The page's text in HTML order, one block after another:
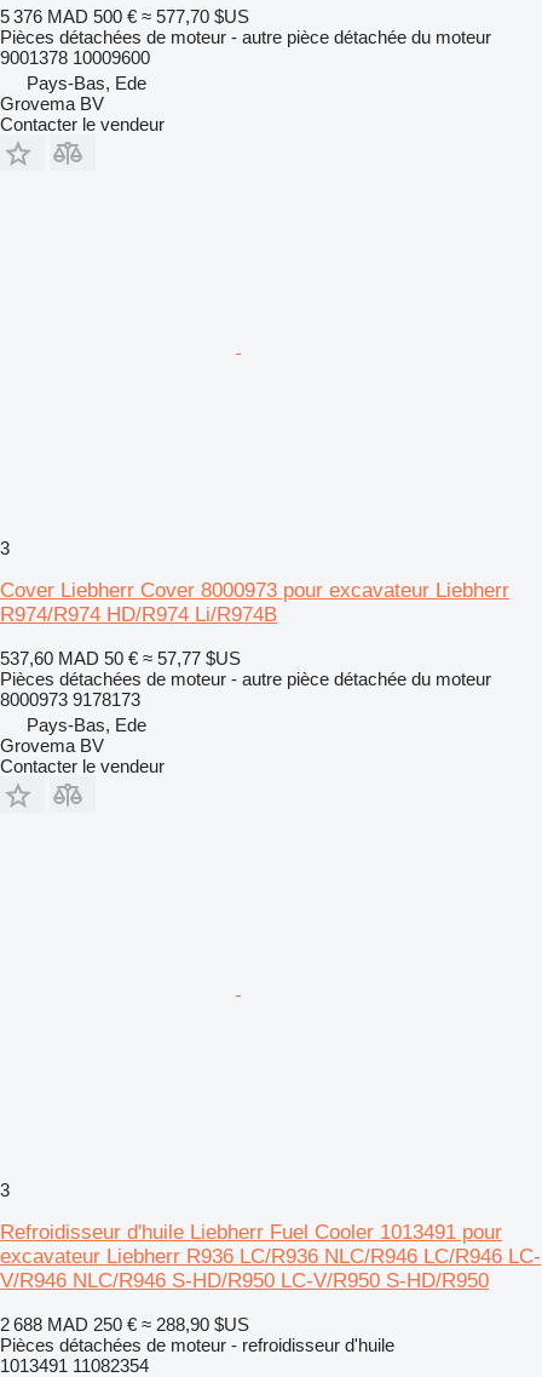
5 376 MAD 500 € ≈ 577,70 $US
Pièces détachées de moteur - autre pièce détachée du moteur
9001378 10009600
Pays-Bas, Ede
Grovema BV
Contacter le vendeur
3
Cover Liebherr Cover 8000973 pour excavateur Liebherr
R974/R974 HD/R974 Li/R974B
537,60 MAD 50 € ≈ 57,77 $US
Pièces détachées de moteur - autre pièce détachée du moteur
8000973 9178173
Pays-Bas, Ede
Grovema BV
Contacter le vendeur
3
Refroidisseur d'huile Liebherr Fuel Cooler 1013491 pour
excavateur Liebherr R936 LC/R936 NLC/R946 LC/R946 LC-
V/R946 NLC/R946 S-HD/R950 LC-V/R950 S-HD/R950
2 688 MAD 250 € ≈ 288,90 $US
Pièces détachées de moteur - refroidisseur d'huile
1013491 11082354